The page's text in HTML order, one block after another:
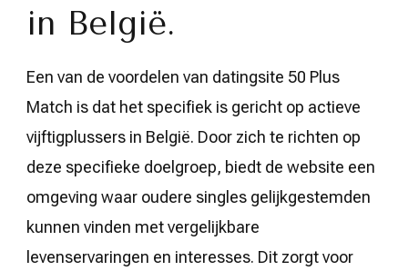
in België.
Een van de voordelen van datingsite 50 Plus
Match is dat het specifiek is gericht op actieve
vijftigplussers in België. Door zich te richten op
deze specifieke doelgroep, biedt de website een
omgeving waar oudere singles gelijkgestemden
kunnen vinden met vergelijkbare
levenservaringen en interesses. Dit zorgt voor